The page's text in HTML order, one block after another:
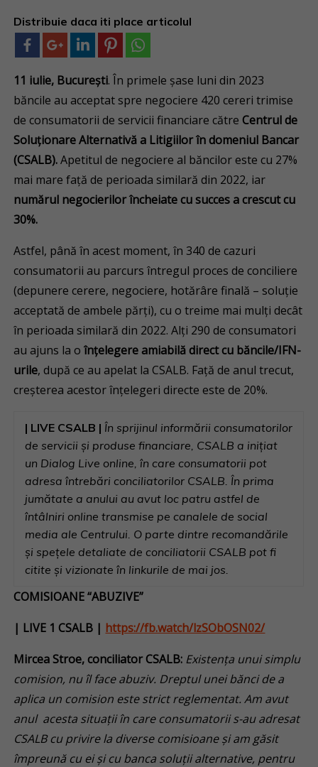
Distribuie daca iti place articolul
11 iulie, București. În primele șase luni din 2023
băncile au acceptat spre negociere 420 cereri trimise
de consumatorii de servicii financiare cătreCentrul de
Soluționare Alternativă a Litigiilor în domeniul Bancar
(CSALB).Apetitul de negociere al băncilor este cu 27%
mai mare față de perioada similară din 2022, iar
numărul negocierilor încheiate cu succes a crescut cu
30%.
Astfel, până în acest moment, în 340 de cazuri
consumatorii au parcurs întregul proces de conciliere
(depunere cerere, negociere, hotărâre finală – soluție
acceptată de ambele părți), cu o treime mai mulți decât
în perioada similară din 2022. Alți 290 de consumatori
au ajuns la oînțelegere amiabilă direct cu băncile/IFN-
urile, după ce au apelat la CSALB. Față de anul trecut,
creșterea acestor înțelegeri directe este de 20%.
| LIVE CSALB | În sprijinul informării consumatorilor
de servicii și produse financiare, CSALB a inițiat
un Dialog Live online, în care consumatorii pot
adresa întrebări conciliatorilor CSALB. În prima
jumătate a anului au avut loc patru astfel de
întâlniri online transmise pe canalele de social
media ale Centrului. O parte dintre recomandările
și spețele detaliate de conciliatorii CSALB pot fi
citite și vizionate în linkurile de mai jos.
COMISIOANE“ABUZIVE”
| LIVE 1CSALB | https://fb.watch/lzSObOSN02/
Mircea Stroe, conciliator CSALB: Existența unui simplu
comision, nu îl face abuziv. Dreptul unei bănci de a
aplica un comision este strict reglementat. Am avut
anul acesta situații în care consumatorii s-au adresat
CSALB cu privire la diverse comisioane și am găsit
împreună cu ei și cu banca soluții alternative, pentru